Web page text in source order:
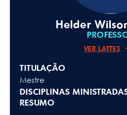
Helder
VER LATTES
TITULAÇÃO
Mestre
DISCIPLINAS
RESUMO